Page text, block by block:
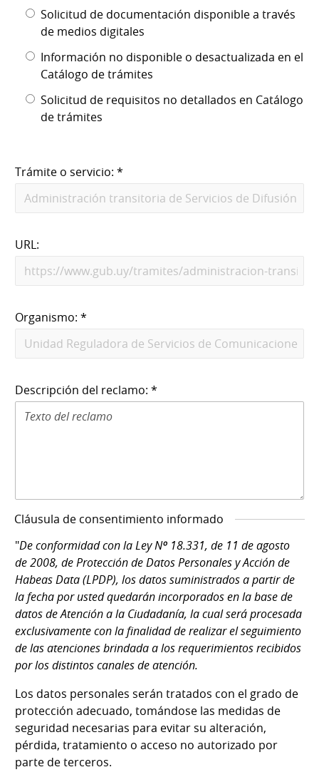
Solicitud de documentación disponible a través
de medios digitales
Información no disponible o desactualizada en el
Catálogo de trámites
Solicitud de requisitos no detallados en Catálogo
de trámites
Trámite o servicio: *
URL:
Organismo: *
Descripción del reclamo: *
Cláusula de consentimiento informado
"De conformidad con la Ley Nº 18.331, de 11 de agosto
de 2008, de Protección de Datos Personales y Acción de
Habeas Data (LPDP), los datos suministrados a partir de
la fecha por usted quedarán incorporados en la base de
datos de Atención a la Ciudadanía, la cual será procesada
exclusivamente con la finalidad de realizar el seguimiento
de las atenciones brindada a los requerimientos recibidos
por los distintos canales de atención.
Los datos personales serán tratados con el grado de
protección adecuado, tomándose las medidas de
seguridad necesarias para evitar su alteración,
pérdida, tratamiento o acceso no autorizado por
parte de terceros.